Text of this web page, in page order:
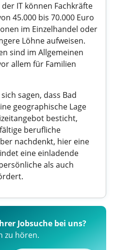
IT können Fachkräfte
45.000 bis 70.000 Euro
im Einzelhandel oder
Löhne aufweisen.
sind im Allgemeinen
allem für Familien
sagen, dass Bad
geographische Lage
besticht,
berufliche
nachdenkt, hier eine
eine einladende
als auch
Jobsuche bei uns?
zu hören.